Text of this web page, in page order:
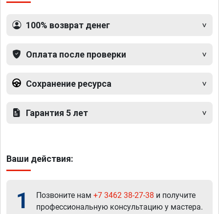
100% возврат денег
Оплата после проверки
Сохранение ресурса
Гарантия 5 лет
Ваши действия:
1 Позвоните нам +7 3462 38-27-38 и получите
профессиональную консультацию у мастера.